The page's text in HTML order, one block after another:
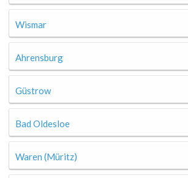
Wismar
Ahrensburg
Güstrow
Bad Oldesloe
Waren (Müritz)